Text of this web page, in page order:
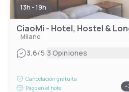
13h - 19h
CiaoMi - Hotel, Hostel &
Milano
3.6/5|3 Opiniones
Cancelación gratuita
Pago en el hotel
-